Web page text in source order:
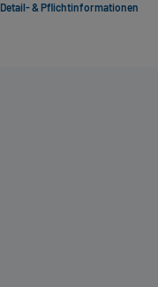
Detail- & Pflichtinformationen